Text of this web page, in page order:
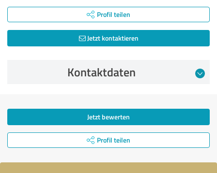
Profil teilen
Jetzt kontaktieren
Kontaktdaten
Jetzt bewerten
Profil teilen